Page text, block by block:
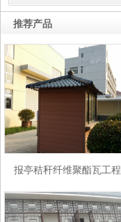
推荐产品
报亭秸秆纤维聚酯瓦工程